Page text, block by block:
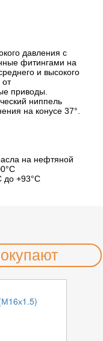
давления с
фитингами на
и высокого
от
приводы.
ниппель
на конусе 37°.
на нефтяной
до +93°C